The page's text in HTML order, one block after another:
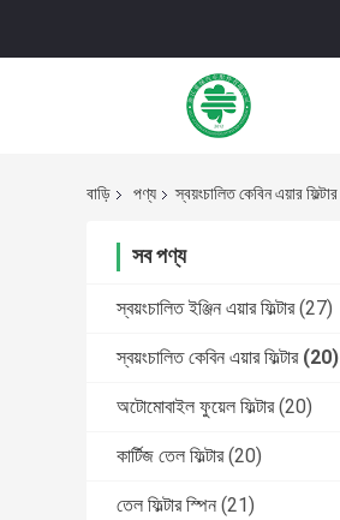
বাড়ি পণ্য স্বয়ংচালিত কেবিন এয়ার ফিল্টার
সব পণ্য
স্বয়ংচালিত ইঞ্জিন এয়ার ফিল্টার (27)
স্বয়ংচালিত কেবিন এয়ার ফিল্টার (20)
অটোমোবাইল ফুয়েল ফিল্টার (20)
কার্টিজ তেল ফিল্টার (20)
তেল ফিল্টার স্পিন (21)